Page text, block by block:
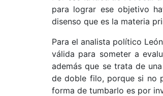
para lograr ese objetivo
disenso que es la materia
Para el analista político
válida para someter a
además que se trata de
de doble filo, porque si no
forma de tumbarlo es por